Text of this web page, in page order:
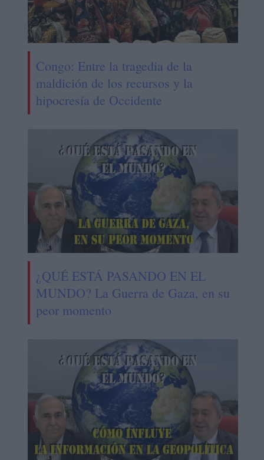
Congo: Entre la tragedia de la
maldición de los recursos y la
hipocresía de Occidente
¿QUÉ ESTÁ PASANDO EN EL
MUNDO? La Guerra de Gaza, en su
peor momento